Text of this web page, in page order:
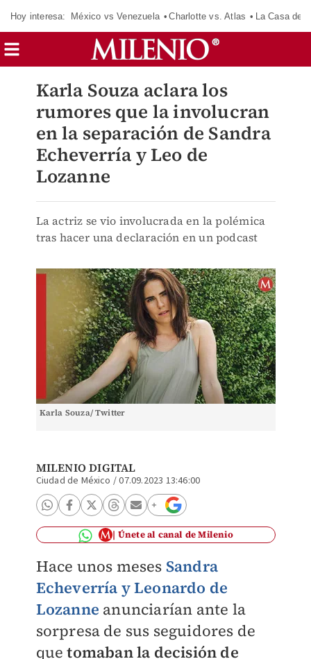
Hoy interesa: México vs Venezuela Charlotte vs. Atlas La Casa de
Karla Souza aclara los
rumores que la involucran
en la separación de Sandra
Echeverría y Leo de
Lozanne
La actriz se vio involucrada en la polémica
tras hacer una declaración en un podcast
Karla Souza/ Twitter
MILENIO DIGITAL
Ciudad de México /07.09.2023 13:46:00
Únete al canal de Milenio
Hace unos meses Sandra
Echeverría y Leonardo de
Lozanne anunciarían ante la
sorpresa de sus seguidores de
que tomaban la decisión de